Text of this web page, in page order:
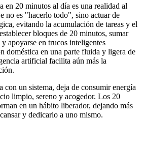
en 20 minutos al día es una realidad al
no es "hacerlo todo", sino actuar de
evitando la acumulación de tareas y el
bloques de 20 minutos, sumar
apoyarse en trucos inteligentes
doméstica en una parte fluida y ligera de
artificial facilita aún más la
con un sistema, deja de consumir energía
limpio, sereno y acogedor. Los 20
en un hábito liberador, dejando más
y dedicarlo a uno mismo.